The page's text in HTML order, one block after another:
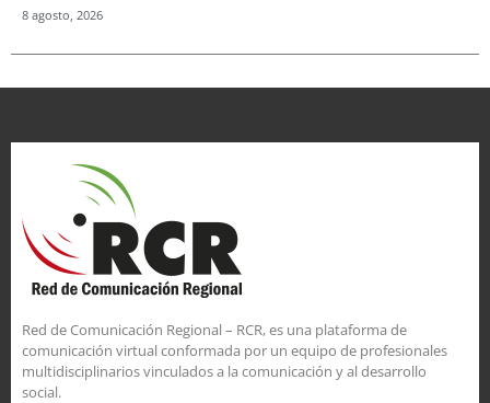
8 agosto, 2026
Red de Comunicación Regional – RCR, es una plataforma de
comunicación virtual conformada por un equipo de profesionales
multidisciplinarios vinculados a la comunicación y al desarrollo
social.